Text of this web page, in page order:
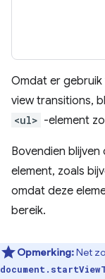
Omdat er
view transitions,
<ul> -element
Bovendien
element, zoals
omdat deze
bereik.
Opmerking:Net